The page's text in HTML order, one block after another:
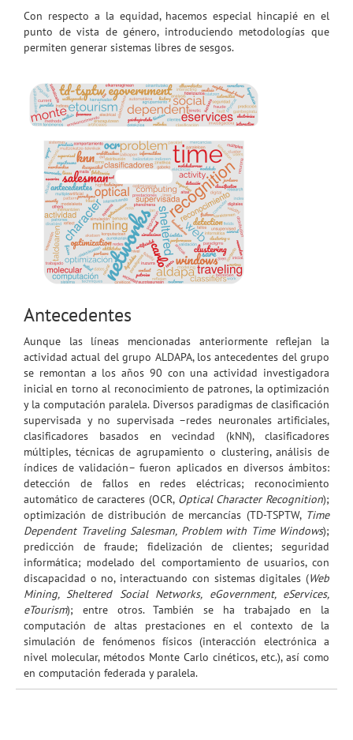
Con respecto a la equidad, hacemos especial hincapié en el
punto de vista de género, introduciendo metodologías que
permiten generar sistemas libres de sesgos.
Antecedentes
Aunque las líneas mencionadas anteriormente reflejan la
actividad actual del grupo ALDAPA, los antecedentes del grupo
se remontan a los años 90 con una actividad investigadora
inicial en torno al reconocimiento de patrones, la optimización
y la computación paralela. Diversos paradigmas de clasificación
supervisada y no supervisada –redes neuronales artificiales,
clasificadores basados en vecindad (kNN), clasificadores
múltiples, técnicas de agrupamiento o clustering, análisis de
índices de validación– fueron aplicados en diversos ámbitos:
detección de fallos en redes eléctricas; reconocimiento
automático de caracteres (OCR, Optical Character Recognition);
optimización de distribución de mercancías (TD-TSPTW, Time
Dependent Traveling Salesman, Problem with Time Windows);
predicción de fraude; fidelización de clientes; seguridad
informática; modelado del comportamiento de usuarios, con
discapacidad o no, interactuando con sistemas digitales (Web
Mining, Sheltered Social Networks, eGovernment, eServices,
eTourism); entre otros. También se ha trabajado en la
computación de altas prestaciones en el contexto de la
simulación de fenómenos físicos (interacción electrónica a
nivel molecular, métodos Monte Carlo cinéticos, etc.), así como
en computación federada y paralela.